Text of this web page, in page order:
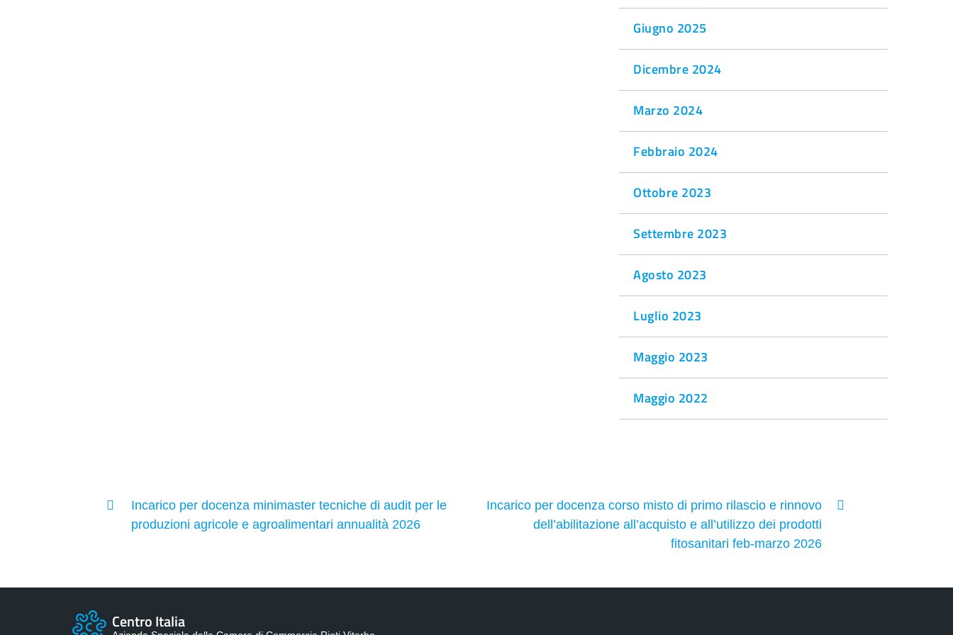
Giugno 2025
Dicembre 2024
Marzo 2024
Febbraio 2024
Ottobre 2023
Settembre 2023
Agosto 2023
Luglio 2023
Maggio 2023
Maggio 2022
Incarico per docenza minimaster tecniche di audit per le
produzioni agricole e agroalimentari annualità 2026
Incarico per docenza corso misto di primo rilascio e rinnovo
dell’abilitazione all’acquisto e all’utilizzo dei prodotti
fitosanitari feb-marzo 2026
Centro Italia